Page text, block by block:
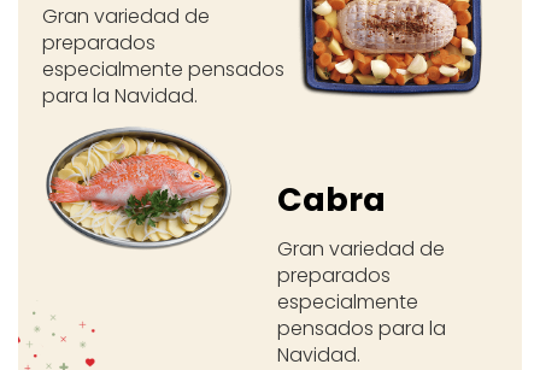
Gran variedad de
preparados
especialmente pensados
para la Navidad.
Cabra
Gran variedad de
preparados
especialmente
pensados para la
Navidad.